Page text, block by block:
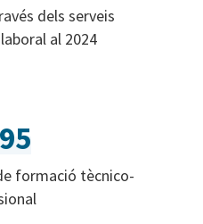
dels serveis
al 2024
formació tècnico-